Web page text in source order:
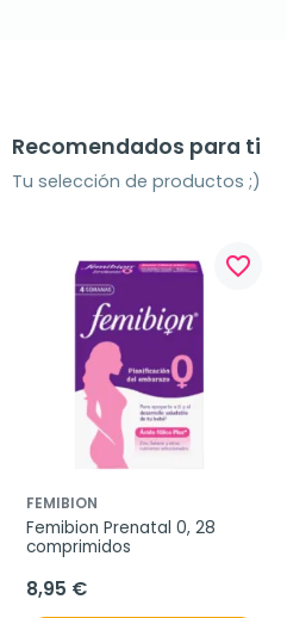
Recomendados para ti
Tu selección de productos ;)
favorite_border
FEMIBION
Femibion Prenatal 0, 28
comprimidos
8,95 €